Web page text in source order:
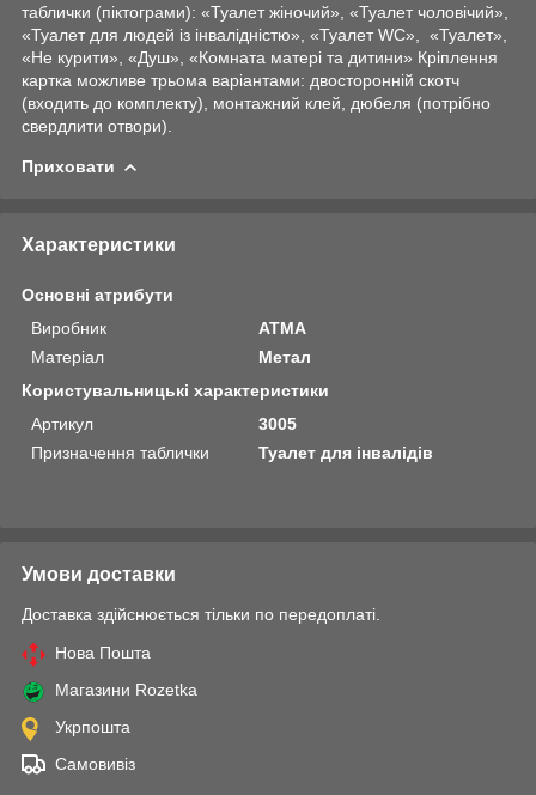
таблички (піктограми): «Туалет жіночий», «Туалет чоловічий»,
«Туалет для людей із інвалідністю», «Туалет WC», «Туалет»,
«Не курити», «Душ», «Комната матері та дитини» Кріплення
картка можливе трьома варіантами: двосторонній скотч
(входить до комплекту), монтажний клей, дюбеля (потрібно
свердлити отвори).
Приховати
Характеристики
Основні атрибути
Виробник
ATMA
Матеріал
Метал
Користувальницькі характеристики
Артикул
3005
Призначення таблички
Туалет для інвалідів
Умови доставки
Доставка здійснюється тільки по передоплаті.
Нова Пошта
Магазини Rozetka
Укрпошта
Самовивіз